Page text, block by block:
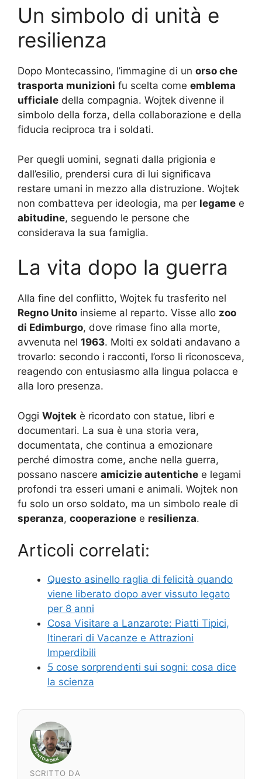
Un simbolo di unità e
resilienza
Dopo Montecassino, l’immagine di un orso che
trasporta munizioni fu scelta come emblema
ufficiale della compagnia. Wojtek divenne il
simbolo della forza, della collaborazione e della
fiducia reciproca tra i soldati.
Per quegli uomini, segnati dalla prigionia e
dall’esilio, prendersi cura di lui significava
restare umani in mezzo alla distruzione. Wojtek
non combatteva per ideologia, ma per legame e
abitudine, seguendo le persone che
considerava la sua famiglia.
La vita dopo la guerra
Alla fine del conflitto, Wojtek fu trasferito nel
Regno Unito insieme al reparto. Visse allo zoo
di Edimburgo, dove rimase fino alla morte,
avvenuta nel 1963. Molti ex soldati andavano a
trovarlo: secondo i racconti, l’orso li riconosceva,
reagendo con entusiasmo alla lingua polacca e
alla loro presenza.
Oggi Wojtek è ricordato con statue, libri e
documentari. La sua è una storia vera,
documentata, che continua a emozionare
perché dimostra come, anche nella guerra,
possano nascere amicizie autentiche e legami
profondi tra esseri umani e animali. Wojtek non
fu solo un orso soldato, ma un simbolo reale di
speranza, cooperazione e resilienza.
Articoli correlati:
Questo asinello raglia di felicità quando
viene liberato dopo aver vissuto legato
per 8 anni
Cosa Visitare a Lanzarote: Piatti Tipici,
Itinerari di Vacanze e Attrazioni
Imperdibili
5 cose sorprendenti sui sogni: cosa dice
la scienza
SCRITTO DA